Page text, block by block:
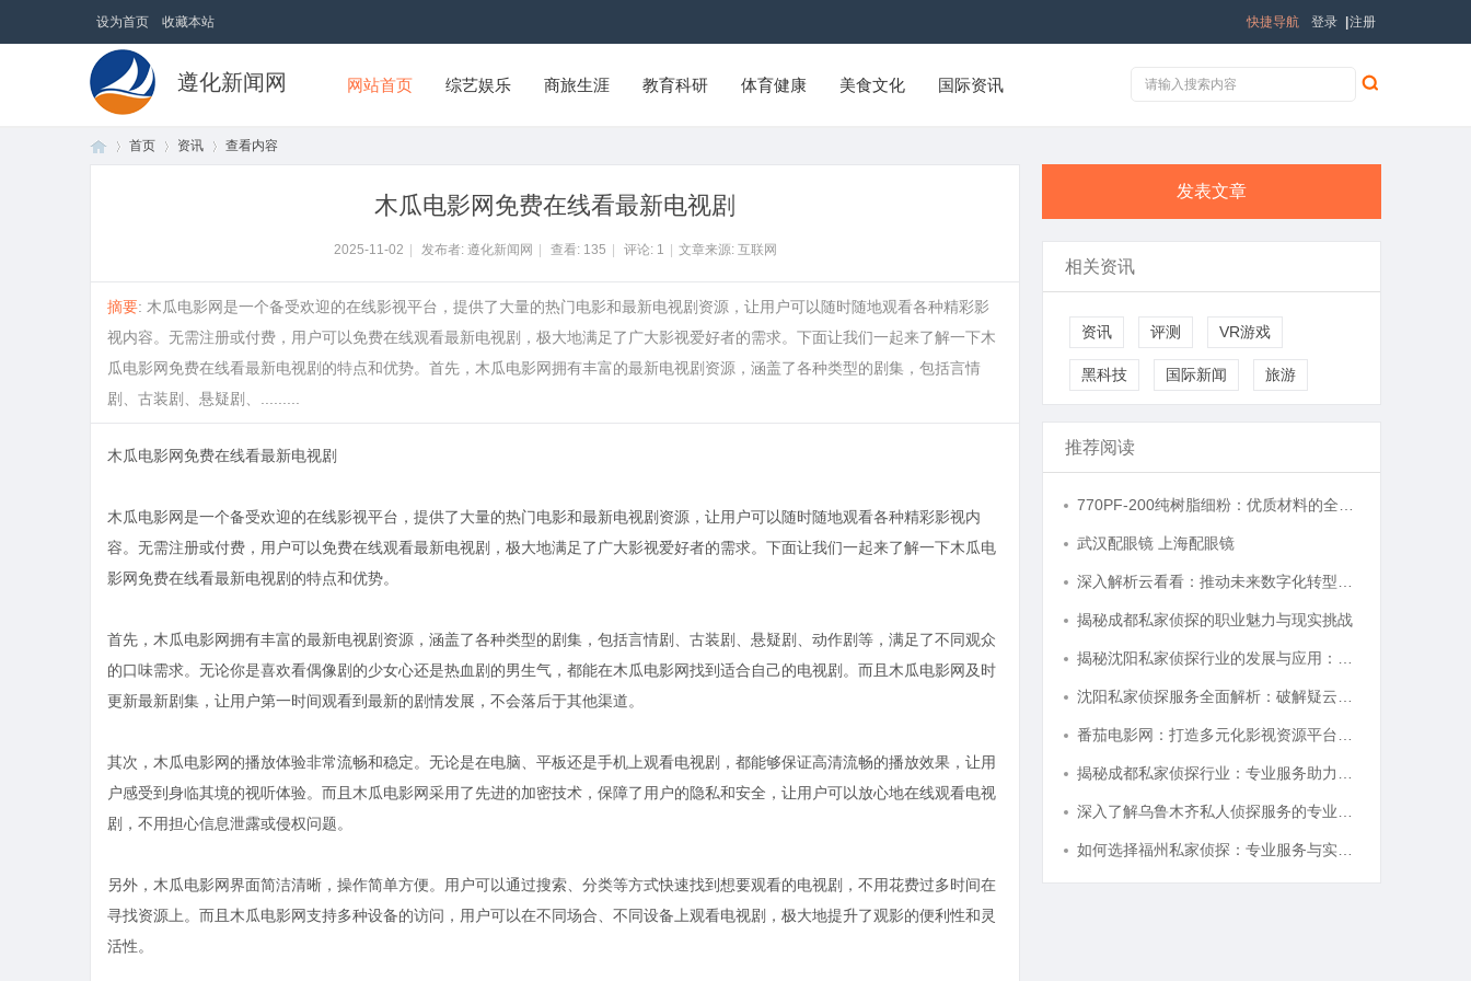
设为首页 收藏本站 登录 注册
快捷导航
遵化新闻网 网站首页 综艺娱乐 商旅生涯 教育科研 体育健康 美食文化 国际资讯
首页 资讯 查看内容
木瓜电影网免费在线看最新电视剧
2025-11-02 发布者: 遵化新闻网 查看: 135 评论: 1 文章来源: 互联网
摘要: 木瓜电影网是一个备受欢迎的在线影视平台，提供了大量的热门电影和最新电视剧资源，让用户可以随时随地观看各种精彩影
视内容。无需注册或付费，用户可以免费在线观看最新电视剧，极大地满足了广大影视爱好者的需求。下面让我们一起来了解一下木
瓜电影网免费在线看最新电视剧的特点和优势。首先，木瓜电影网拥有丰富的最新电视剧资源，涵盖了各种类型的剧集，包括言情
剧、古装剧、悬疑剧、.........
木瓜电影网免费在线看最新电视剧
木瓜电影网是一个备受欢迎的在线影视平台，提供了大量的热门电影和最新电视剧资源，让用户可以随时随地观看各种精彩影视内
容。无需注册或付费，用户可以免费在线观看最新电视剧，极大地满足了广大影视爱好者的需求。下面让我们一起来了解一下木瓜电
影网免费在线看最新电视剧的特点和优势。
首先，木瓜电影网拥有丰富的最新电视剧资源，涵盖了各种类型的剧集，包括言情剧、古装剧、悬疑剧、动作剧等，满足了不同观众
的口味需求。无论你是喜欢看偶像剧的少女心还是热血剧的男生气，都能在木瓜电影网找到适合自己的电视剧。而且木瓜电影网及时
更新最新剧集，让用户第一时间观看到最新的剧情发展，不会落后于其他渠道。
其次，木瓜电影网的播放体验非常流畅和稳定。无论是在电脑、平板还是手机上观看电视剧，都能够保证高清流畅的播放效果，让用
户感受到身临其境的视听体验。而且木瓜电影网采用了先进的加密技术，保障了用户的隐私和安全，让用户可以放心地在线观看电视
剧，不用担心信息泄露或侵权问题。
另外，木瓜电影网界面简洁清晰，操作简单方便。用户可以通过搜索、分类等方式快速找到想要观看的电视剧，不用花费过多时间在
寻找资源上。而且木瓜电影网支持多种设备的访问，用户可以在不同场合、不同设备上观看电视剧，极大地提升了观影的便利性和灵
活性。
发表文章
相关资讯
资讯 评测 VR游戏
黑科技 国际新闻 旅游
推荐阅读
武汉配眼镜 上海配眼镜
揭秘成都私家侦探的职业魅力与现实挑战